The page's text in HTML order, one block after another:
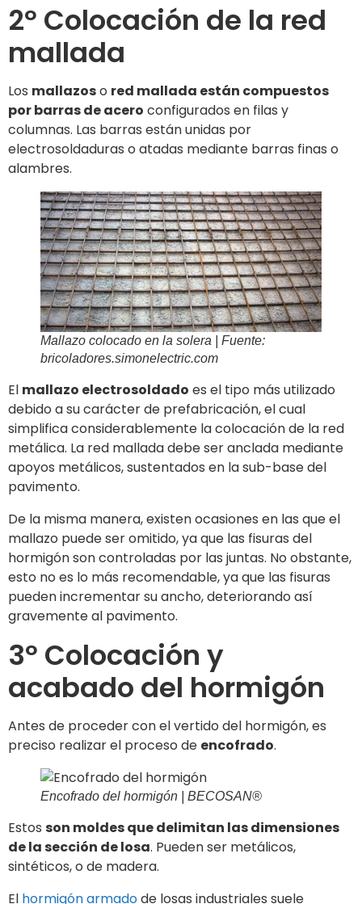
2º Colocación de la red
mallada
Los mallazoso red mallada están compuestos
por barras de acero configurados en filas y
columnas. Las barras están unidas por
electrosoldaduras o atadas mediante barras finas o
alambres.
Mallazo colocado en la solera | Fuente:
bricoladores.simonelectric.com
El mallazo electrosoldado es el tipo más utilizado
debido a su carácter de prefabricación, el cual
simplifica considerablemente la colocación de la red
metálica. La red mallada debe ser anclada mediante
apoyos metálicos, sustentados en la sub-base del
pavimento.
De la misma manera, existen ocasiones en las que el
mallazo puede ser omitido, ya que las fisuras del
hormigón son controladas por las juntas. No obstante,
esto no es lo más recomendable, ya que las fisuras
pueden incrementar su ancho, deteriorando así
gravemente al pavimento.
3º Colocación y
acabado del hormigón
Antes de proceder con el vertido del hormigón, es
preciso realizar el proceso de encofrado.
Encofrado del hormigón | BECOSAN®
Estos son moldes que delimitan las dimensiones
de la sección de losa. Pueden ser metálicos,
sintéticos, o de madera.
El hormigón armadode losas industriales suele